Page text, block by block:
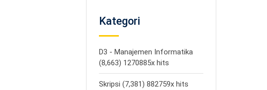
Kategori
D3 - Manajemen Informatika
(8,663) 1270885x hits
Skripsi (7,381) 882759x hits